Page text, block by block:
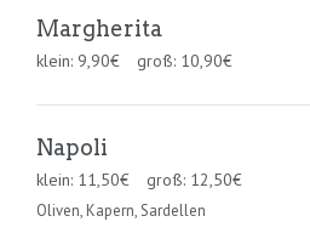
Margherita
klein: 9,90€ groß: 10,90€
Napoli
klein: 11,50€ groß: 12,50€
Oliven, Kapern, Sardellen